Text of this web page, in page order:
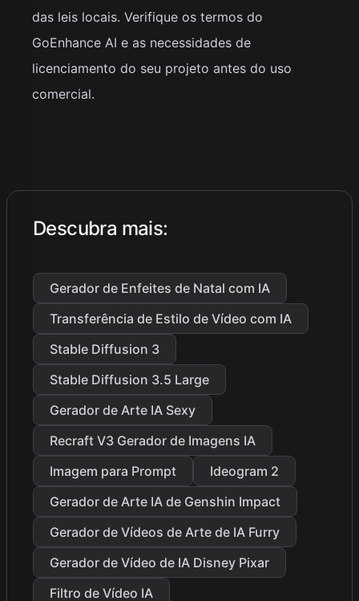
das leis locais. Verifique os termos do
GoEnhance AI e as necessidades de
licenciamento do seu projeto antes do uso
comercial.
Descubra mais:
Gerador de Enfeites de Natal com IA
Transferência de Estilo de Vídeo com IA
Stable Diffusion 3
Stable Diffusion 3.5 Large
Gerador de Arte IA Sexy
Recraft V3 Gerador de Imagens IA
Imagem para Prompt
Ideogram 2
Gerador de Arte IA de Genshin Impact
Gerador de Vídeos de Arte de IA Furry
Gerador de Vídeo de IA Disney Pixar
Filtro de Vídeo IA